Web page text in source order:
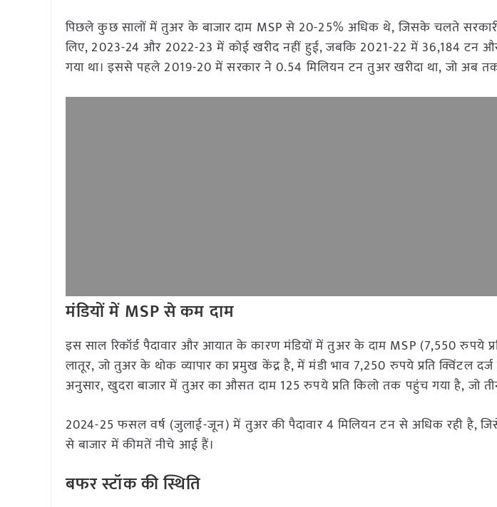
पिछले कुछ सालों में तुअर के बाजार दाम MSP से 20-25% अधिक थे, जिसके चलते
लिए, 2023-24 और 2022-23 में कोई खरीद नहीं हुई, जबकि 2021-22 में 36,184 टन
गया था। इससे पहले 2019-20 में सरकार ने 0.54 मिलियन टन तुअर खरीदा था, जो अब
मंडियों में MSP से कम दाम
इस साल रिकॉर्ड पैदावार और आयात के कारण मंडियों में तुअर के दाम MSP (7,550 रुपये
लातूर, जो तुअर के थोक व्यापार का प्रमुख केंद्र है, में मंडी भाव 7,250 रुपये प्रति क्विंटल
अनुसार, खुदरा बाजार में तुअर का औसत दाम 125 रुपये प्रति किलो तक पहुंच गया है, जो
2024-25 फसल वर्ष (जुलाई-जून) में तुअर की पैदावार 4 मिलियन टन से अधिक रही है,
से बाजार में कीमतें नीचे आई हैं।
बफर स्टॉक की स्थिति